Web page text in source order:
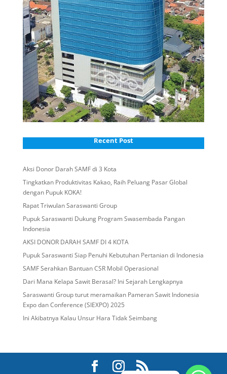
Recent Post
Aksi Donor Darah SAMF di 3 Kota
Tingkatkan Produktivitas Kakao, Raih Peluang Pasar Global
dengan Pupuk KOKA!
Rapat Triwulan Saraswanti Group
Pupuk Saraswanti Dukung Program Swasembada Pangan
Indonesia
AKSI DONOR DARAH SAMF DI 4 KOTA
Pupuk Saraswanti Siap Penuhi Kebutuhan Pertanian di Indonesia
SAMF Serahkan Bantuan CSR Mobil Operasional
Dari Mana Kelapa Sawit Berasal? Ini Sejarah Lengkapnya
Saraswanti Group turut meramaikan Pameran Sawit Indonesia
Expo dan Conference (SIEXPO) 2025
Ini Akibatnya Kalau Unsur Hara Tidak Seimbang